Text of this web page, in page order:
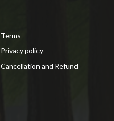
Terms
Privacy policy
Cancellation and Refund